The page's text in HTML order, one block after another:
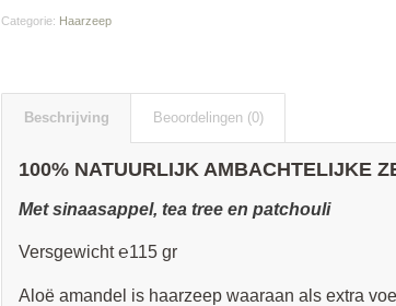
Categorie: Haarzeep
Beschrijving Beoordelingen (0)
100% NATUURLIJK AMBACHTELIJKE
Met sinaasappel, tea tree en patchouli
Versgewicht ℮115 gr
Aloë amandel is haarzeep waaraan als extra